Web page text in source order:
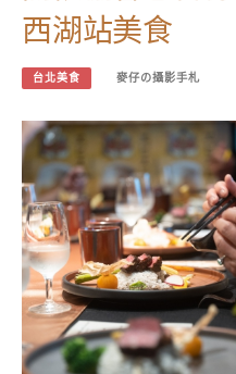
西湖站美食
台北美食 麥仔の攝影手札